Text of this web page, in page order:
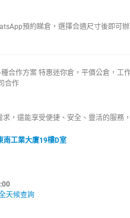
預約睇倉，選擇合適尺寸後即可
合作方案 特惠迷你倉，平價公倉，工
合作
求，還能享受便捷、安全、靈活的服務
工業大廈19樓D室
18:00
天候查詢